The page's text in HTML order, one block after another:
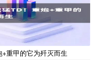
重甲的它为歼灭而生